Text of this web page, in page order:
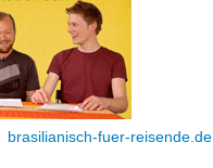
brasilianisch-fuer-reisende.de